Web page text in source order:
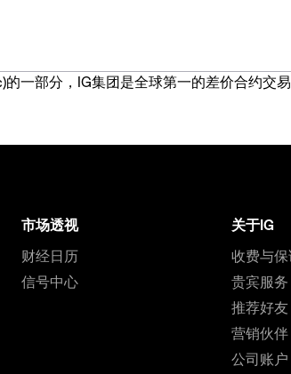
一部分，IG集团是全球第一的差价合约交
市场透视
财经日历
信号中心
关于IG
收费与
贵宾服务
推荐好友
营销伙伴
公司账户